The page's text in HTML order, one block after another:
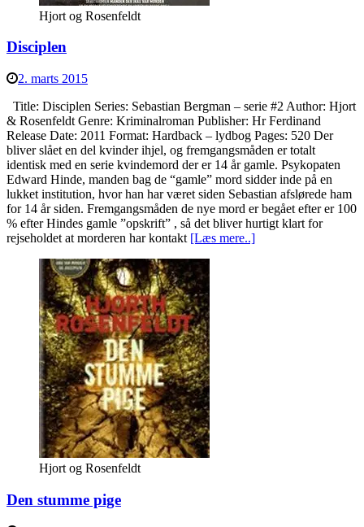
Hjort og Rosenfeldt
Disciplen
2. marts 2015
Title: Disciplen Series: Sebastian Bergman – serie #2 Author: Hjort
& Rosenfeldt Genre: Kriminalroman Publisher: Hr Ferdinand
Release Date: 2011 Format: Hardback – lydbog Pages: 520 Der
bliver slået en del kvinder ihjel, og fremgangsmåden er totalt
identisk med en serie kvindemord der er 14 år gamle. Psykopaten
Edward Hinde, manden bag de “gamle” mord sidder inde på en
lukket institution, hvor han har været siden Sebastian afslørede ham
for 14 år siden. Fremgangsmåden de nye mord er begået efter er 100
% efter Hindes gamle ”opskrift” , så det bliver hurtigt klart for
rejseholdet at morderen har kontakt [Læs mere..]
Hjort og Rosenfeldt
Den stumme pige